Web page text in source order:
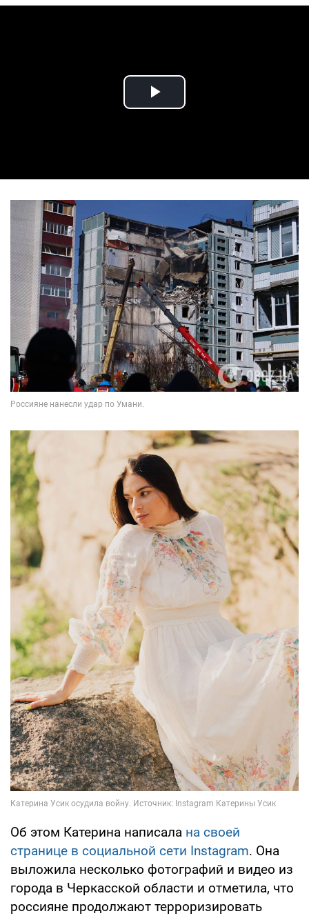
Play Video
Об этом Катерина написала на своей
странице в социальной сети Instagram. Она
выложила несколько фотографий и видео из
города в Черкасской области и отметила, что
россияне продолжают терроризировать